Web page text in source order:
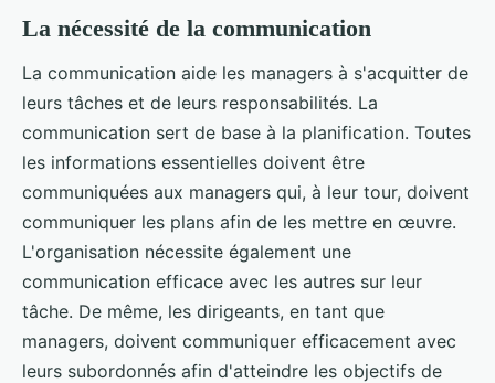
La nécessité de la communication
La communication aide les managers à s'acquitter de
leurs tâches et de leurs responsabilités. La
communication sert de base à la planification. Toutes
les informations essentielles doivent être
communiquées aux managers qui, à leur tour, doivent
communiquer les plans afin de les mettre en œuvre.
L'organisation nécessite également une
communication efficace avec les autres sur leur
tâche. De même, les dirigeants, en tant que
managers, doivent communiquer efficacement avec
leurs subordonnés afin d'atteindre les objectifs de